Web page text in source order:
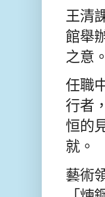
王清
館舉
之意。
任職
行者
恒的
就。
藝術